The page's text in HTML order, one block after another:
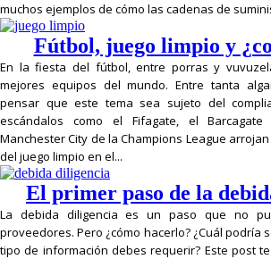
muchos ejemplos de cómo las cadenas de
Fútbol, juego limpio y
En la fiesta del fútbol, entre porras y
mejores equipos del mundo. Entre tanta
pensar que este tema sea sujeto del
escándalos como el Fifagate, el
Manchester City de la Champions League
del juego limpio en el...
El primer paso de la
La debida diligencia es un paso que no
proveedores. Pero ¿cómo hacerlo? ¿Cuál podría
tipo de información debes requerir? Este post